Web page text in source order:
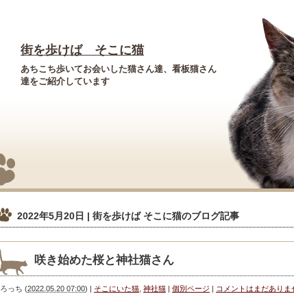
街を歩けば そこに猫
あちこち歩いてお会いした猫さん達、看板猫さん
達をご紹介しています
2022年5月20日 | 街を歩けば そこに猫のブログ記事
咲き始めた桜と神社猫さん
ろっち (2022.05.20 07:00) | そこにいた猫 神社猫 | 個別ページ | コメントはまだありま